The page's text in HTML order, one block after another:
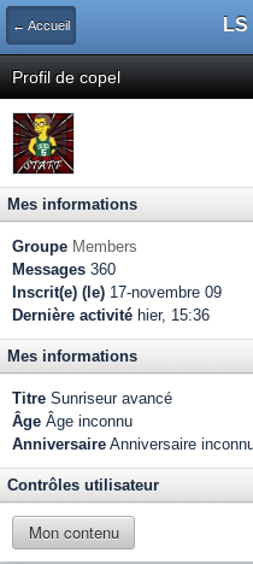
← Accueil
Profil de copel
Mes informations
Groupe Members
Messages 360
Inscrit(e) (le) 17-novembre 09
Dernière activité hier, 15:36
Mes informations
Titre Sunriseur avancé
Âge Âge inconnu
Anniversaire Anniversaire
Contrôles utilisateur
Mon contenu